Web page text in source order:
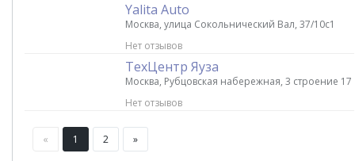
Yalita Auto
Москва, улица Сокольнический Вал, 37/10с1
Нет отзывов
ТехЦентр Яуза
Москва, Рубцовская набережная, 3 строение 17
Нет отзывов
« 1 2 »